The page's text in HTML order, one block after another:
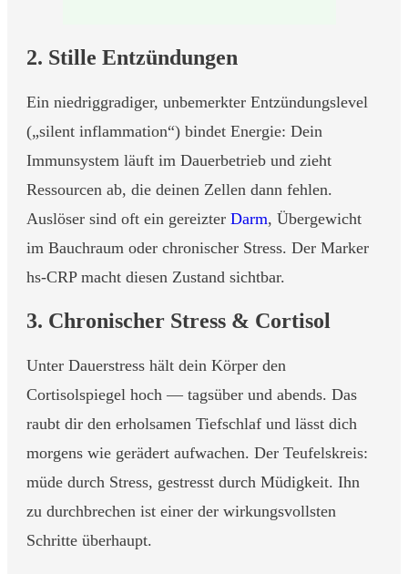
2. Stille Entzündungen
Ein niedriggradiger, unbemerkter Entzündungslevel
(„silent inflammation“) bindet Energie: Dein
Immunsystem läuft im Dauerbetrieb und zieht
Ressourcen ab, die deinen Zellen dann fehlen.
Auslöser sind oft ein gereizter Darm, Übergewicht
im Bauchraum oder chronischer Stress. Der Marker
hs-CRP macht diesen Zustand sichtbar.
3. Chronischer Stress & Cortisol
Unter Dauerstress hält dein Körper den
Cortisolspiegel hoch — tagsüber und abends. Das
raubt dir den erholsamen Tiefschlaf und lässt dich
morgens wie gerädert aufwachen. Der Teufelskreis:
müde durch Stress, gestresst durch Müdigkeit. Ihn
zu durchbrechen ist einer der wirkungsvollsten
Schritte überhaupt.